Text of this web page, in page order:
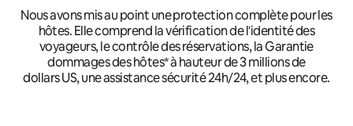
Nous avons mis au point une protection complète pour les
hôtes. Elle comprend la vérification de l'identité des
voyageurs, le contrôle des réservations, la Garantie
dommages des hôtes* à hauteur de 3 millions de
dollars US, une assistance sécurité 24h/24, et plus encore.